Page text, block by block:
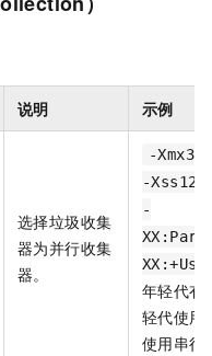
说明 示例
选择垃圾收集
器为并行收集
器。
-
-
-
年轻代有
轻代使用
使用串行